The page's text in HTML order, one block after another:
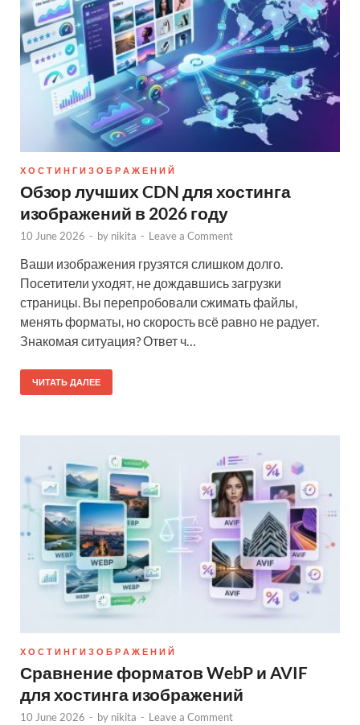
Х О С Т И Н Г И З О Б Р А Ж Е Н И Й
Обзор лучших CDN для хостинга
изображений в 2026 году
10 June 2026 - by nikita - Leave a Comment
Ваши изображения грузятся слишком долго.
Посетители уходят, не дождавшись загрузки
страницы. Вы перепробовали сжимать файлы,
менять форматы, но скорость всё равно не радует.
Знакомая ситуация? Ответ ч…
ЧИТАТЬ ДАЛЕЕ
Х О С Т И Н Г И З О Б Р А Ж Е Н И Й
Сравнение форматов WebP и AVIF
для хостинга изображений
10 June 2026 - by nikita - Leave a Comment